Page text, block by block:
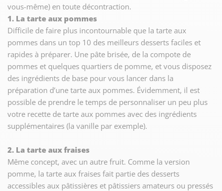
vous-même) en toute décontraction.
1. La tarte aux pommes
Difficile de faire plus incontournable que la tarte aux
pommes dans un top 10 des meilleurs desserts faciles et
rapides à préparer. Une pâte brisée, de la compote de
pommes et quelques quartiers de pomme, et vous disposez
des ingrédients de base pour vous lancer dans la
préparation d’une tarte aux pommes. Évidemment, il est
possible de prendre le temps de personnaliser un peu plus
votre recette de tarte aux pommes avec des ingrédients
supplémentaires (la vanille par exemple).
2. La tarte aux fraises
Même concept, avec un autre fruit. Comme la version
pomme, la tarte aux fraises fait partie des desserts
accessibles aux pâtissières et pâtissiers amateurs ou pressés